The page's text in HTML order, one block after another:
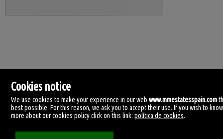
Cookies notice
We use cookies to make your experience in our webwww.mmestatesspain.com
best possible. For this reason, we ask you to accept their use. If you wish to know
more about our cookies policy click on this link:política de cookies.